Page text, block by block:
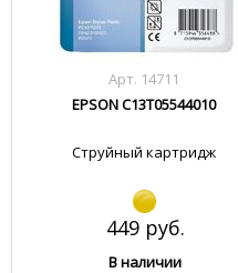
Арт. 14711
EPSON C13T05544010
Струйный картридж
449 руб.
В наличии